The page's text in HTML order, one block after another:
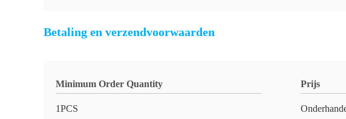
Betaling en verzendvoorwaarden
Minimum Order Quantity
1PCS
Prijs